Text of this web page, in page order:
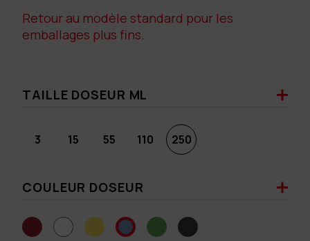
Retour au modèle standard pour les
emballages plus fins.
TAILLE DOSEUR ML
3 15 55 110 250
COULEUR DOSEUR